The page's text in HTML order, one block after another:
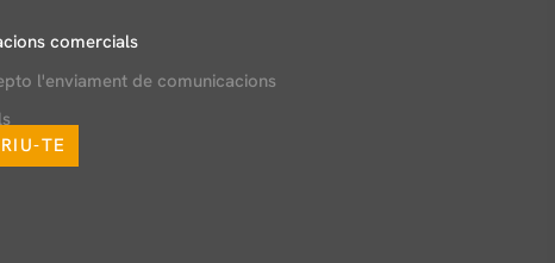
comercials
l'enviament de comunicacions
TE